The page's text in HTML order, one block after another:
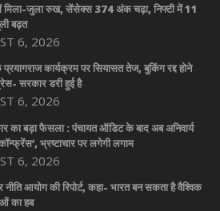
मिला-जुला रुख, सेंसेक्स 374 अंक चढ़ा, निफ्टी में 11
बढ़त
6, 2026
प्रयागराज कार्यक्रम पर सियासत तेज, बुकिंग रद्द होने
सरकार डरी हुई है
6, 2026
का बड़ा फैसला : पंचायत ऑडिट के बाद अब अनिवार्य
कॉन्फ्रेंस’, भ्रष्टाचार पर लगेगी लगाम
6, 2026
नीति आयोग की रिपोर्ट, कहा- भारत बन सकता है वैश्विक
का हब